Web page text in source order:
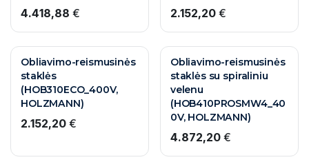
4.418,88 € 2.152,20€
Obliavimo-reismusinės
staklės
(HOB310ECO_400V,
HOLZMANN)
2.152,20 €
Obliavimo-reismusinės
staklės su spiraliniu
velenu
(HOB410PROSMW4_40
0V, HOLZMANN)
4.872,20€